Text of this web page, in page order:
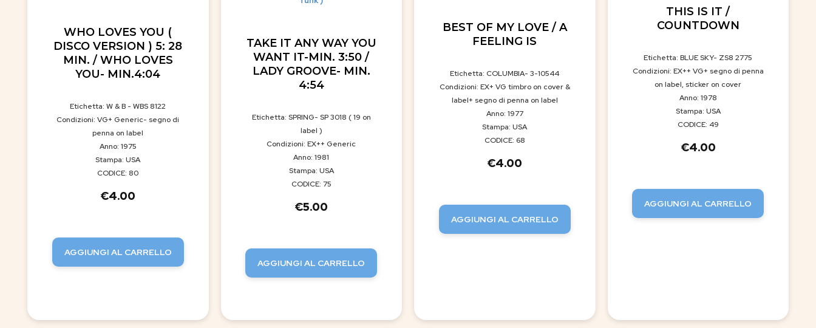
WHO LOVES YOU (
DISCO VERSION ) 5: 28
MIN. / WHO LOVES
YOU- MIN.4:04
Etichetta: W & B - WBS 8122
Condizioni: VG+ Generic- segno di
penna on label
Anno: 1975
Stampa: USA
CODICE: 80
€4.00
AGGIUNGI AL CARRELLO
TAKE IT ANY WAY YOU
WANT IT-MIN. 3:50 /
LADY GROOVE- MIN.
4:54
Etichetta: SPRING- SP 3018 ( 19 on
label )
Condizioni: EX++ Generic
Anno: 1981
Stampa: USA
CODICE: 75
€5.00
AGGIUNGI AL CARRELLO
BEST OF MY LOVE / A
FEELING IS
Etichetta: COLUMBIA- 3-10544
Condizioni: EX+ VG timbro on cover &
label+ segno di penna on label
Anno: 1977
Stampa: USA
CODICE: 68
€4.00
AGGIUNGI AL CARRELLO
THIS IS IT /
COUNTDOWN
Etichetta: BLUE SKY- ZS8 2775
Condizioni: EX++ VG+ segno di penna
on label, sticker on cover
Anno: 1978
Stampa: USA
CODICE: 49
€4.00
AGGIUNGI AL CARRELLO